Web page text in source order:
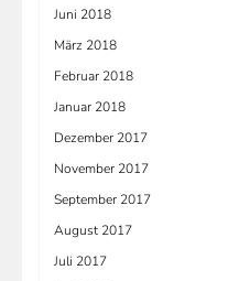
Juni 2018
März 2018
Februar 2018
Januar 2018
Dezember 2017
November 2017
September 2017
August 2017
Juli 2017